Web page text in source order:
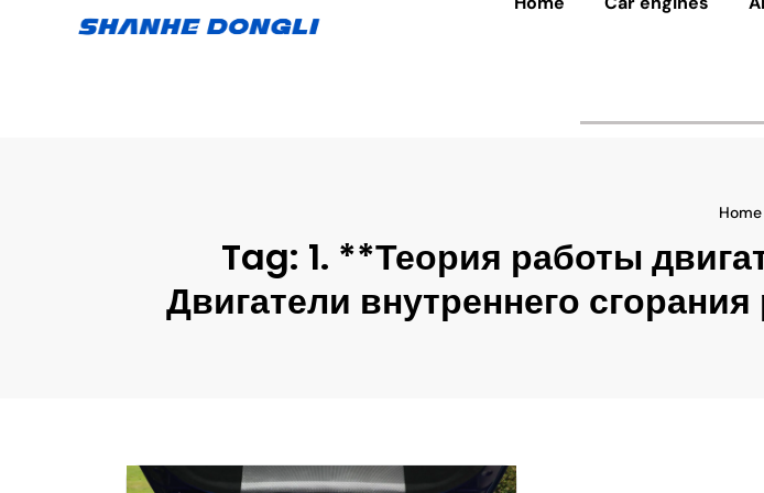
Home
Tag: 1. **Теория работы
Двигатели внутреннего